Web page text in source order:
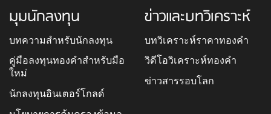
มุมนักลงทุน
บทความสำหรับนักลงทุน
คู่มือลงทุนทองคำสำหรับมือ
ใหม่
นักลงทุนอินเตอร์โกลด์
ข่าวและบทวิเคราะห์
บทวิเคราะห์ราคาทองคำ
วิดีโอวิเคราะห์ทองคำ
ข่าวสารรอบโลก